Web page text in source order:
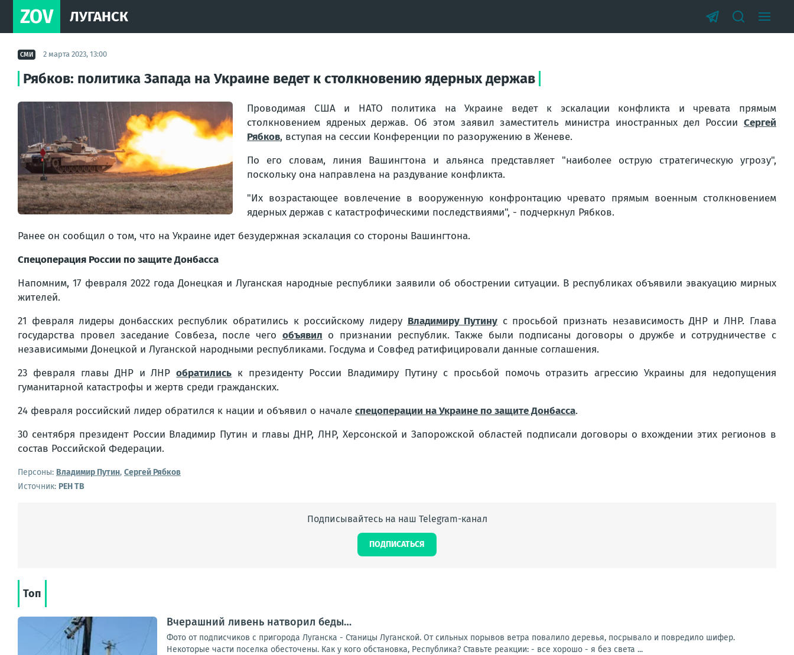
ZOV ЛУГАНСК
СМИ 2 марта 2023, 13:00
Рябков: политика Запада на Украине ведет к столкновению ядерных держав
Проводимая США и НАТО политика на Украине ведет к эскалации конфликта и чревата прямым
столкновением ядреных держав. Об этом заявил заместитель министра иностранных дел России Сергей
Рябков, вступая на сессии Конференции по разоружению в Женеве.
По его словам, линия Вашингтона и альянса представляет "наиболее острую стратегическую угрозу",
поскольку она направлена на раздувание конфликта.
"Их возрастающее вовлечение в вооруженную конфронтацию чревато прямым военным столкновением
ядерных держав с катастрофическими последствиями", - подчеркнул Рябков.
Ранее он сообщил о том, что на Украине идет безудержная эскалация со стороны Вашингтона.
Спецоперация России по защите Донбасса
Напомним, 17 февраля 2022 года Донецкая и Луганская народные республики заявили об обострении ситуации. В республиках объявили эвакуацию мирных
жителей.
21 февраля лидеры донбасских республик обратились к российскому лидеру Владимиру Путину с просьбой признать независимость ДНР и ЛНР. Глава
государства провел заседание Совбеза, после чего объявил о признании республик. Также были подписаны договоры о дружбе и сотрудничестве с
независимыми Донецкой и Луганской народными республиками. Госдума и Совфед ратифицировали данные соглашения.
23 февраля главы ДНР и ЛНРобратились к президенту России Владимиру Путину с просьбой помочь отразить агрессию Украины для недопущения
гуманитарной катастрофы и жертв среди гражданских.
24 февраля российский лидер обратился к нации и объявил о начале спецоперации на Украине по защите Донбасса.
30 сентября президент России Владимир Путин и главы ДНР, ЛНР, Херсонской и Запорожской областей подписали договоры о вхождении этих регионов в
состав Российской Федерации.
Персоны: Владимир Путин, Сергей Рябков
Источник: РЕН ТВ
Подписывайтесь на наш Telegram-канал
ПОДПИСАТЬСЯ
Топ
Вчерашний ливень натворил беды…
Фото от подписчиков с пригорода Луганска - Станицы Луганской. От сильных порывов ветра повалило деревья, посрывало и повредило шифер.
Некоторые части поселка обесточены. Как у кого обстановка, Республика? Ставьте реакции: - все хорошо - я без света ...